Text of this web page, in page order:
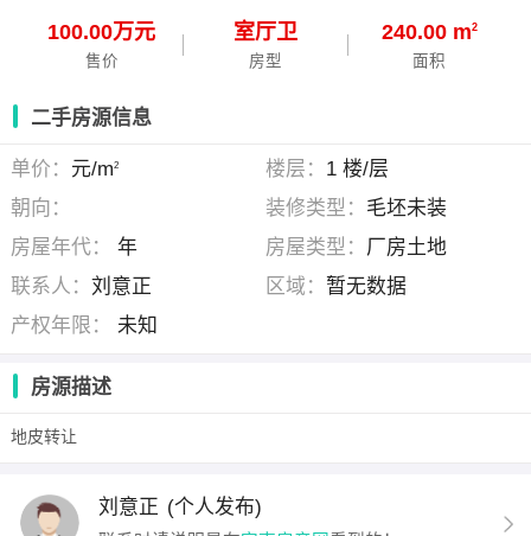
100.00万元
售价
室厅卫
房型
240.00 m2
面积
二手房源信息
单价： 元/m2 楼层： 1 楼/层
朝向：
装修类型： 毛坯未装
房屋年代：
年 房屋类型： 厂房土地
联系人：刘意正 区域： 暂无数据
产权年限：
未知
房源描述
地皮转让
刘意正 (个人发布)